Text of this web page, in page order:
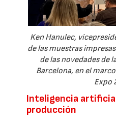
Ken Hanulec,
de las muestras
de las novedades de
Barcelona, en el
Expo
Inteligencia
producción